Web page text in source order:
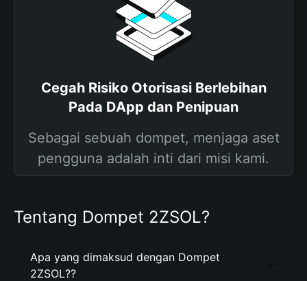
Cegah Risiko Otorisasi Berlebihan
Pada DApp dan Penipuan
Sebagai sebuah dompet, menjaga aset
pengguna adalah inti dari misi kami.
Tentang Dompet 2ZSOL?
Apa yang dimaksud dengan Dompet
2ZSOL??